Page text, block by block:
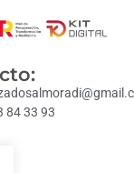
84 33 93